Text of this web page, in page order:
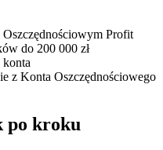
Profit
do 200 000 zł
konta
z Konta Oszczędnościowego
po kroku